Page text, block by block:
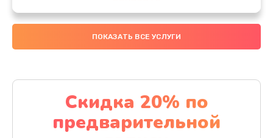
Ремонт или замена термоблока
5000 руб.
Ремонт привода варочного блока
4000 руб.
Заказать
ПОКАЗАТЬ ВСЕ УСЛУГИ
Скидка 20% по
предварительной